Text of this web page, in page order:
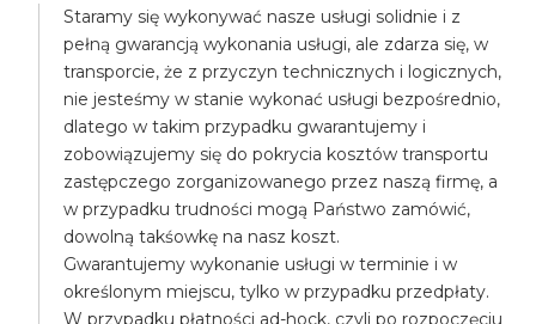
Staramy się wykonywać nasze usługi solidnie i z
pełną gwarancją wykonania usługi, ale zdarza się, w
transporcie, że z przyczyn technicznych i logicznych,
nie jesteśmy w stanie wykonać usługi bezpośrednio,
dlatego w takim przypadku gwarantujemy i
zobowiązujemy się do pokrycia kosztów transportu
zastępczego zorganizowanego przez naszą firmę, a
w przypadku trudności mogą Państwo zamówić,
dowolną takśowkę na nasz koszt.
Gwarantujemy wykonanie usługi w terminie i w
określonym miejscu, tylko w przypadku przedpłaty.
W przypadku płatności ad-hock, czyli po rozpoczęciu